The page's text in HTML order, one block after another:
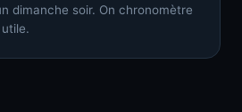
dimanche soir. On chronomètre